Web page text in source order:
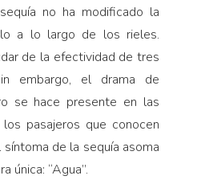
no ha modificado la
a lo largo de los rieles.
de la efectividad de tres
embargo, el drama de
se hace presente en las
pasajeros que conocen
de la sequía asoma
única: “Agua”.